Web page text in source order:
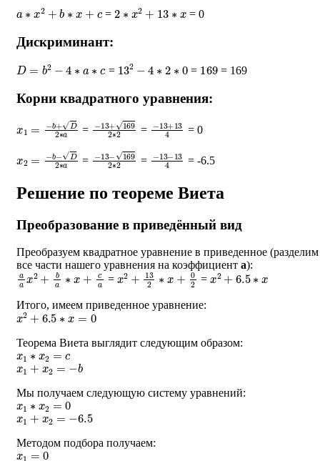
2 b ∗ = 2 2 + 13 ∗ = 0
Дискриминант:
D= 2− a = 132 ∗ 2∗ 0 = 169 = 169
Корни квадратного уравнения:
b+D2∗ = −13+169 ∗2
= −13+13 = 0
− D2∗ = 13 −169 2
= 13 −13 = -6.5
Решение по теореме Виета
Преобразование в приведённый вид
Преобразуем квадратное уравнение в приведенное (разделим
все части нашего уравнения на коэффициент a):
aax2+ba∗x+ca = x2+132 ∗x+02 =x2+6.5∗
Итого, имеем приведенное уравнение:
x2+6.5∗x=0
Теорема Виета выглядит следующим образом:
x1∗x2= c
x1 + x2 =− b
Мы получаем следующую систему уравнений:
x1∗x2= 0
x1 + x2 =− 6.5
Методом подбора получаем:
x1=0